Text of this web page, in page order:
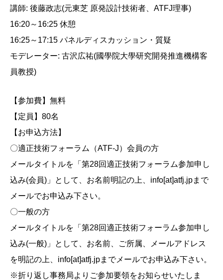
講師: 後藤政志(元東芝 原発設計技術者、ATFJ理事)
16:20～16:25 休憩
16:25～17:15 パネルディスカッション・質疑
モデレーター: 古沢広祐(國學院大學研究開発推進機構客
員教授)
【参加費】無料
【定員】80名
【お申込方法】
〇適正技術フォーラム（ATF-J）会員の方
メールタイトルを「第28回適正技術フォーラム参加申し
込み(会員)」として、お名前明記の上、info[at]atfj.jpまで
メールでお申込み下さい。
〇一般の方
メールタイトルを「第28回適正技術フォーラム参加申し
込み(一般)」として、お名前、ご所属、メールアドレス
を明記の上、info[at]atfj.jpまでメールでお申込み下さい。
※折り返し事務局よりご参加要領をお知らせいたしま